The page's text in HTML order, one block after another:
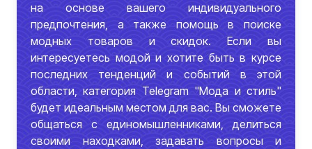
на основе вашего индивидуального
предпочтения, а также помощь в поиске
модных товаров и скидок. Если вы
интересуетесь модой и хотите быть в курсе
последних тенденций и событий в этой
области, категория Telegram "Мода и стиль"
будет идеальным местом для вас. Вы сможете
общаться с единомышленниками, делиться
своими находками, задавать вопросы и